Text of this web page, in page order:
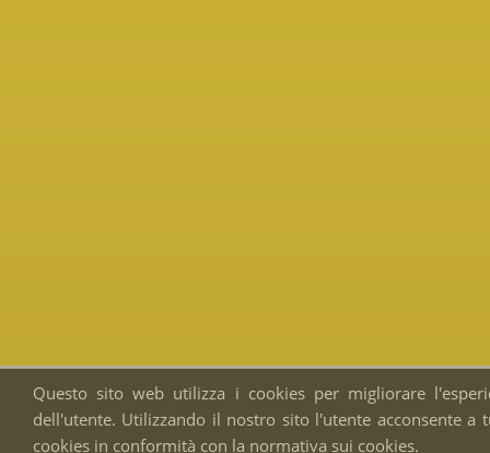
Questo sito web utilizza i cookies per migliorare
dell'utente. Utilizzando il nostro sito l'utente acconsente a
cookies in conformità con la normativa sui cookies.